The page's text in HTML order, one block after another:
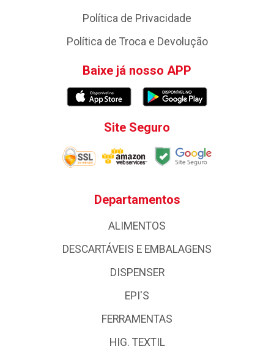
Política de Privacidade
Política de Troca e Devolução
Baixe já nosso APP
Site Seguro
Departamentos
ALIMENTOS
DESCARTÁVEIS E EMBALAGENS
DISPENSER
EPI'S
FERRAMENTAS
HIG. TEXTIL